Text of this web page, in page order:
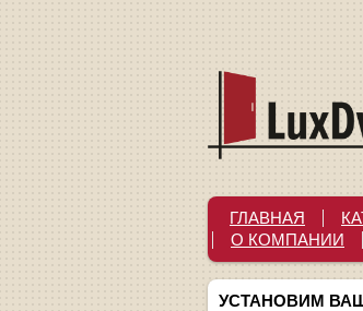
ГЛАВНАЯ
О КОМПАНИИ
УСТАНОВИМ